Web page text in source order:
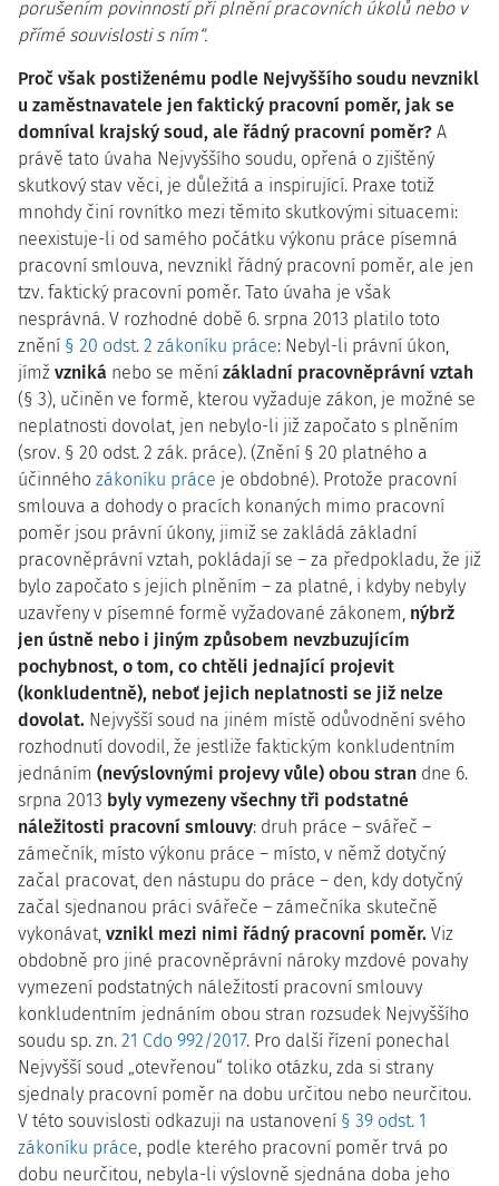
porušením povinností při plnění pracovních úkolů nebo v
přímé souvislosti s ním“.
Proč však postiženému podle Nejvyššího soudu nevznikl
u zaměstnavatele jen faktický pracovní poměr, jak se
domníval krajský soud, ale řádný pracovní poměr? A
právě tato úvaha Nejvyššího soudu, opřená o zjištěný
skutkový stav věci, je důležitá a inspirující. Praxe totiž
mnohdy činí rovnítko mezi těmito skutkovými situacemi:
neexistuje-li od samého počátku výkonu práce písemná
pracovní smlouva, nevznikl řádný pracovní poměr, ale jen
tzv. faktický pracovní poměr. Tato úvaha je však
nesprávná. V rozhodné době 6. srpna 2013 platilo toto
znění § 20 odst. 2 zákoníku práce: Nebyl-li právní úkon,
jímž vzniká nebo se mění základní pracovněprávní vztah
(§ 3), učiněn ve formě, kterou vyžaduje zákon, je možné se
neplatnosti dovolat, jen nebylo-li již započato s plněním
(srov. § 20 odst. 2 zák. práce). (Znění § 20 platného a
účinného zákoníku práce je obdobné). Protože pracovní
smlouva a dohody o pracích konaných mimo pracovní
poměr jsou právní úkony, jimiž se zakládá základní
pracovněprávní vztah, pokládají se – za předpokladu, že již
bylo započato s jejich plněním – za platné, i kdyby nebyly
uzavřeny v písemné formě vyžadované zákonem, nýbrž
jen ústně nebo i jiným způsobem nevzbuzujícím
pochybnost, o tom, co chtěli jednající projevit
(konkludentně), neboť jejich neplatnosti se již nelze
dovolat. Nejvyšší soud na jiném místě odůvodnění svého
rozhodnutí dovodil, že jestliže faktickým konkludentním
jednáním (nevýslovnými projevy vůle) obou stran dne 6.
srpna 2013 byly vymezeny všechny tři podstatné
náležitosti pracovní smlouvy: druh práce – svářeč –
zámečník, místo výkonu práce – místo, v němž dotyčný
začal pracovat, den nástupu do práce – den, kdy dotyčný
začal sjednanou práci svářeče – zámečníka skutečně
vykonávat, vznikl mezi nimi řádný pracovní poměr. Viz
obdobně pro jiné pracovněprávní nároky mzdové povahy
vymezení podstatných náležitostí pracovní smlouvy
konkludentním jednáním obou stran rozsudek Nejvyššího
soudu sp. zn. 21 Cdo 992/2017. Pro další řízení ponechal
Nejvyšší soud „otevřenou“ toliko otázku, zda si strany
sjednaly pracovní poměr na dobu určitou nebo neurčitou.
V této souvislosti odkazuji na ustanovení § 39 odst. 1
zákoníku práce, podle kterého pracovní poměr trvá po
dobu neurčitou, nebyla-li výslovně sjednána doba jeho